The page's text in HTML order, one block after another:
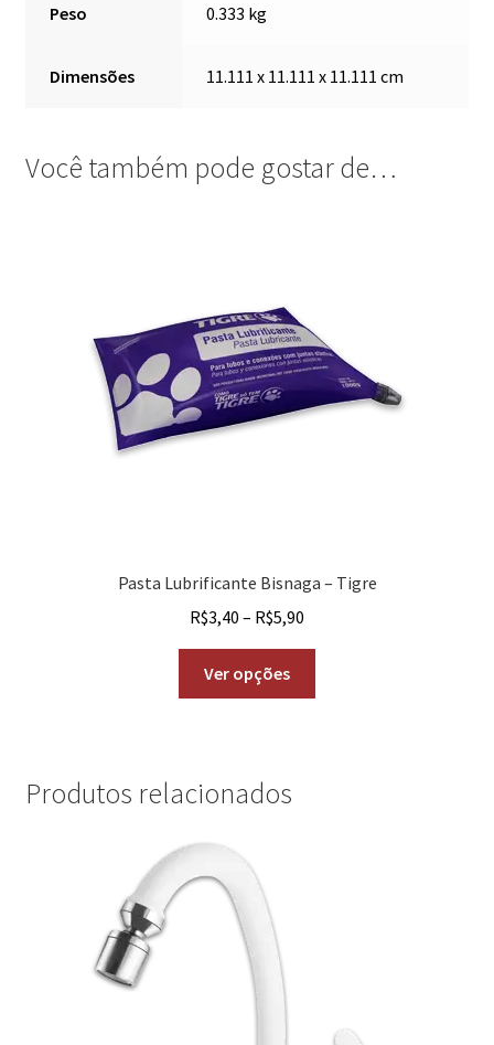
Peso 0.333 kg
Dimensões 11.111 x 11.111 x 11.111 cm
Você também pode gostar de…
Pasta Lubrificante Bisnaga – Tigre
R$3,40 – R$5,90
Ver opções
Produtos relacionados